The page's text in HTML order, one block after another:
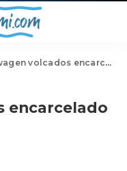
volcados encarcelado Audi CEO
encarcelado